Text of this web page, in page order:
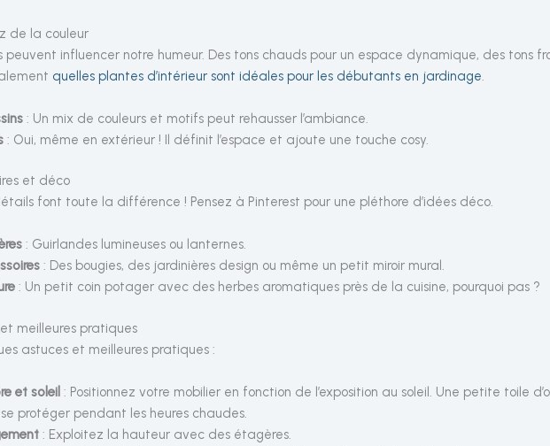
de la couleur
peuvent influencer notre humeur. Des tons chauds pour un espace dynamique, des tons
quelles plantes d’intérieur sont idéales pour les débutants en jardinage
: Un mix de couleurs et motifs peut rehausser l’ambiance.
: Oui, même en extérieur ! Il définit l’espace et ajoute une touche cosy.
et déco
font toute la différence ! Pensez à Pinterest pour une pléthore d’idées déco.
: Guirlandes lumineuses ou lanternes.
: Des bougies, des jardinières design ou même un petit miroir mural.
: Un petit coin potager avec des herbes aromatiques près de la cuisine, pourquoi pas ?
meilleures pratiques
astuces et meilleures pratiques :
et soleil : Positionnez votre mobilier en fonction de l’exposition au soleil. Une petite toile
protéger pendant les heures chaudes.
: Exploitez la hauteur avec des étagères.